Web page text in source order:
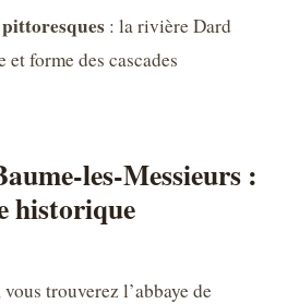
pittoresques : la rivière Dard
et forme des cascades
les-Messieurs :
historique
trouverez l’abbaye de